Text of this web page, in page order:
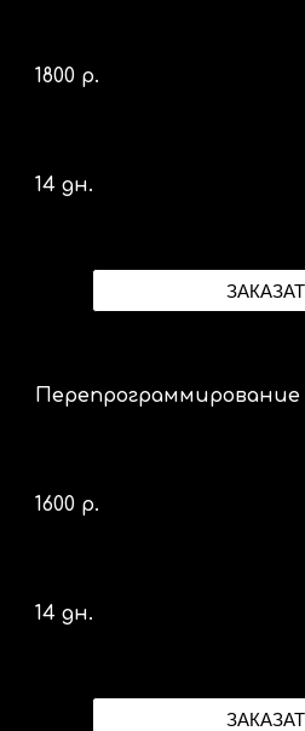
1800 р.
14 дн.
Перепрограммирование
1600 р.
14 дн.